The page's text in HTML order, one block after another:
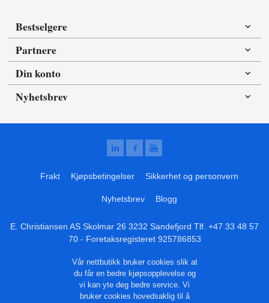
Bestselgere
Partnere
Din konto
Nyhetsbrev
Frakt Kjøpsbetingelser Sikkerhet og personvern
Nyhetsbrev Blogg
E. Christiansen AS Skolmar 26 3232 Sandefjord Tlf. +47 33 48 57
70- Foretaksregisteret 925786853
Vår nettbutikk bruker cookies slik at
du får en bedre kjøpsopplevelse og
vi kan yte deg bedre service. Vi
bruker cookies hovedsaklig til å